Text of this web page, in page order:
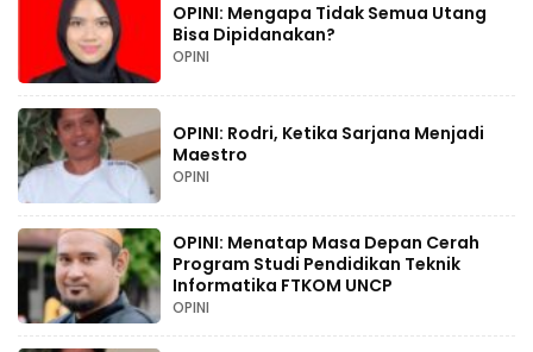
OPINI: Mengapa Tidak Semua Utang
Bisa Dipidanakan?
OPINI
OPINI: Rodri, Ketika Sarjana Menjadi
Maestro
OPINI
OPINI: Menatap Masa Depan Cerah
Program Studi Pendidikan Teknik
Informatika FTKOM UNCP
OPINI